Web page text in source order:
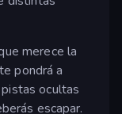
merece la
pondrá a
ocultas
escapar.